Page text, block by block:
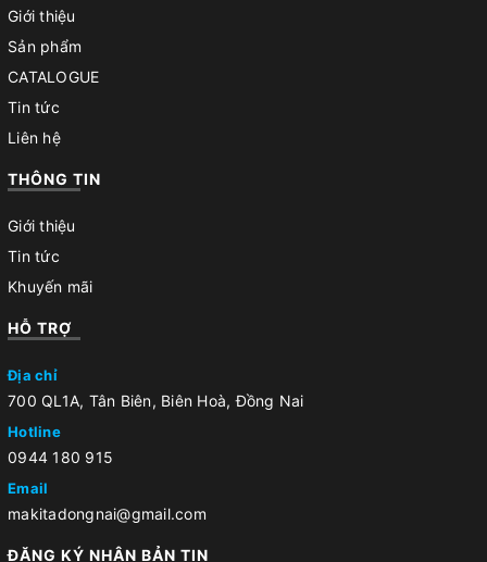
Giới thiệu
Sản phẩm
CATALOGUE
Tin tức
Liên hệ
THÔNG TIN
Giới thiệu
Tin tức
Khuyến mãi
HỖ TRỢ
Địa chỉ
700 QL1A, Tân Biên, Biên Hoà, Đồng Nai
Hotline
0944 180 915
Email
makitadongnai@gmail.com
ĐĂNG KÝ NHẬN BẢN TIN